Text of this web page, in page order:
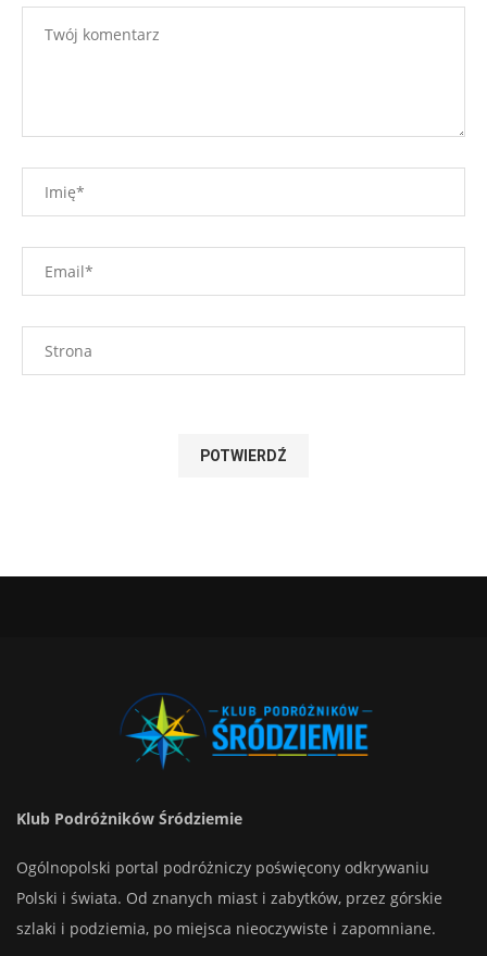
Klub Podróżników Śródziemie
Ogólnopolski portal podróżniczy poświęcony odkrywaniu
Polski i świata. Od znanych miast i zabytków, przez górskie
szlaki i podziemia, po miejsca nieoczywiste i zapomniane.